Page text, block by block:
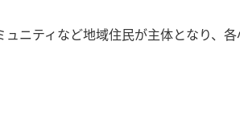
ニティなど地域住民が主体となり、